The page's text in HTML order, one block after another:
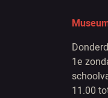
1e
11.00